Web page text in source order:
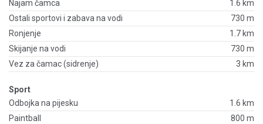
Najam čamca
1.6 km
Ostali sportovi i zabava na vodi
730 m
Ronjenje
1.7 km
Skijanje na vodi
730 m
Vez za čamac (sidrenje)
3 km
Sport
Odbojka na pijesku
1.6 km
Paintball
800 m